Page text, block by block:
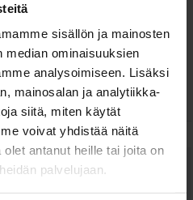
sisällön ja mainosten
median ominaisuuksien
analysoimiseen. Lisäksi
mainosalan ja analytiikka-
siitä, miten käytät
voivat yhdistää näitä
antanut heille tai joita on
palvelujaan.
onkin Tanjan mielestä
kokee saaneensa